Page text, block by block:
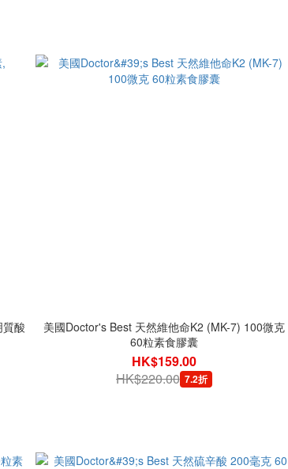
酸
美國Doctor's Best 天然維他命K2 (MK-7) 100微克
60粒素食膠囊
HK$159.00
HK$220.00 7.2折